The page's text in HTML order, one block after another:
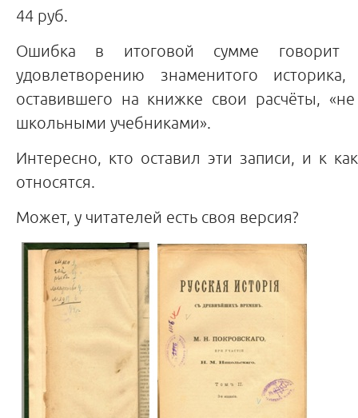
44 руб.
Ошибка в итоговой сумме
удовлетворению знаменитого
оставившего на книжке свои расчёты,
школьными учебниками».
Интересно, кто оставил эти записи, и к
относятся.
Может, у читателей есть своя версия?